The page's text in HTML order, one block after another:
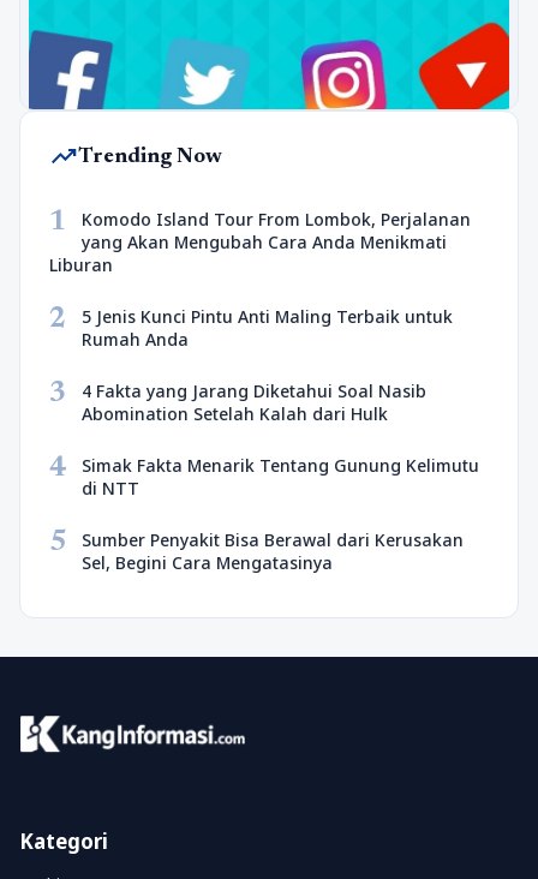
trending_upTrending Now
1
Komodo Island Tour From Lombok, Perjalanan
yang Akan Mengubah Cara Anda Menikmati
Liburan
2
5 Jenis Kunci Pintu Anti Maling Terbaik untuk
Rumah Anda
3
4 Fakta yang Jarang Diketahui Soal Nasib
Abomination Setelah Kalah dari Hulk
4
Simak Fakta Menarik Tentang Gunung Kelimutu
di NTT
5
Sumber Penyakit Bisa Berawal dari Kerusakan
Sel, Begini Cara Mengatasinya
Kategori